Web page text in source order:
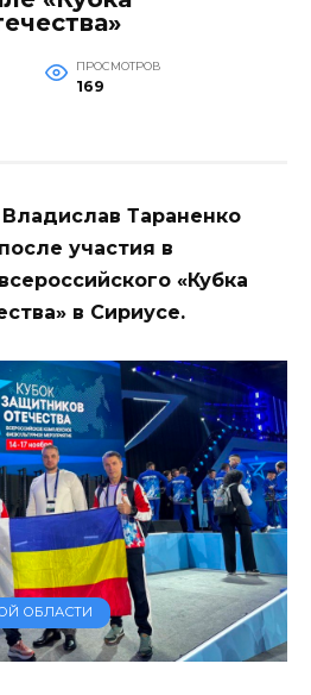
ПРОСМОТРОВ
169
Тараненко
участия в
«Кубка
в Сириусе.
ОБЛАСТИ